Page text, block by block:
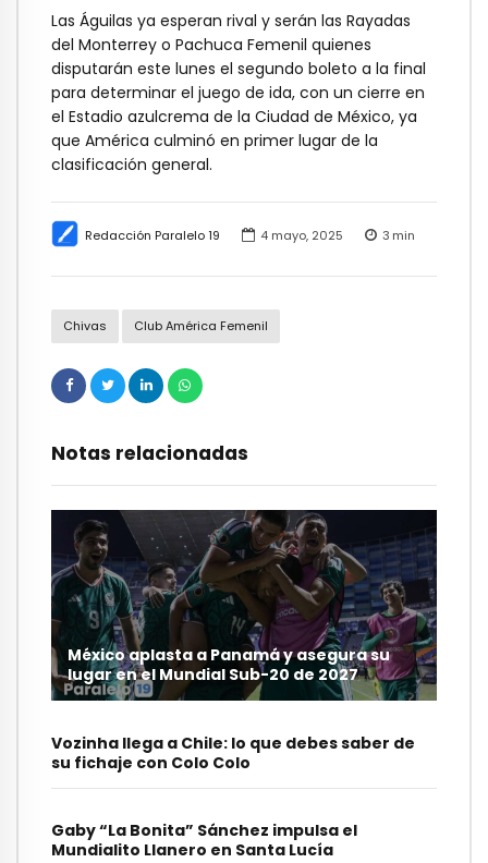
Redacción Paralelo 19 4 mayo, 2025 3 min
Chivas Club América Femenil
Notas relacionadas
México aplasta a Panamá y asegura su
lugar en el Mundial Sub-20 de 2027
Vozinha llega a Chile: lo que debes saber de
su fichaje con Colo Colo
Gaby “La Bonita” Sánchez impulsa el
Mundialito Llanero en Santa Lucía
Las Águilas ya esperan rival y serán las Rayadas
del Monterrey o Pachuca Femenil quienes
disputarán este lunes el segundo boleto a la final
para determinar el juego de ida, con un cierre en
el Estadio azulcrema de la Ciudad de México, ya
que América culminó en primer lugar de la
clasificación general.